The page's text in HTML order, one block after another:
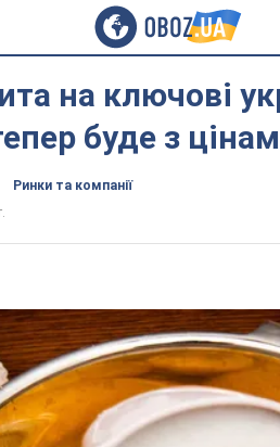
на ключові
буде з
Ринки та компанії